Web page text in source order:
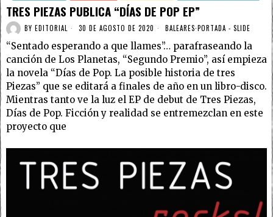
TRES PIEZAS PUBLICA “DÍAS DE POP EP”
BY EDITORIAL 30 DE AGOSTO DE 2020 BALEARES·PORTADA - SLIDE
“Sentado esperando a que llames”… parafraseando la
canción de Los Planetas, “Segundo Premio”, así empieza
la novela “Días de Pop. La posible historia de tres
Piezas” que se editará a finales de año en un libro-disco.
Mientras tanto ve la luz el EP de debut de Tres Piezas,
Días de Pop. Ficción y realidad se entremezclan en este
proyecto que